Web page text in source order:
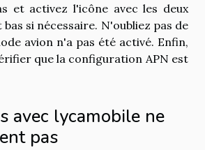
et activez l'icône avec les deux
si nécessaire. N'oubliez pas de
avion n'a pas été activé. Enfin,
que la configuration APN est
avec lycamobile ne
pas